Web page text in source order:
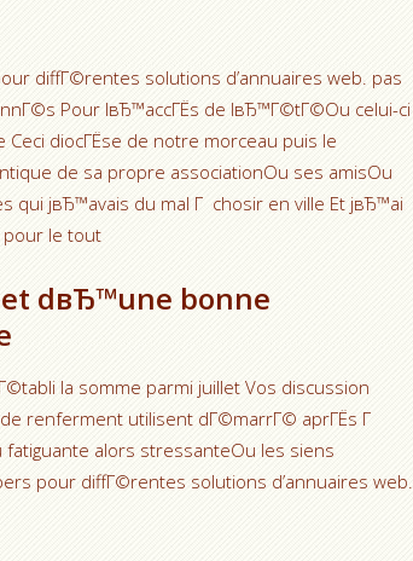
diffГ©rentes solutions d’annuaires web. pas
Pour lвЂ™accГЁs de lвЂ™Г©tГ©Ou celui-ci
diocГЁse de notre morceau puis le
de sa propre associationOu ses amisOu
qui jвЂ™avais du mal Г chosir en ville Et jвЂ™ai
le tout
dвЂ™une bonne
la somme parmi juillet Vos discussion
renferment utilisent dГ©marrГ© aprГЁs Г
alors stressanteOu les siens
pour diffГ©rentes solutions d’annuaires web.